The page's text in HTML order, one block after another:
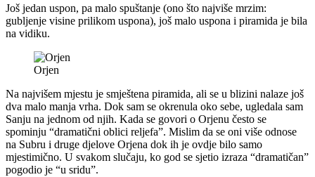
Još jedan uspon, pa malo spuštanje (ono što najviše mrzim:
gubljenje visine prilikom uspona), još malo uspona i piramida je bila
na vidiku.
Orjen
Na najvišem mjestu je smještena piramida, ali se u blizini nalaze još
dva malo manja vrha. Dok sam se okrenula oko sebe, ugledala sam
Sanju na jednom od njih. Kada se govori o Orjenu često se
spominju “dramatični oblici reljefa”. Mislim da se oni više odnose
na Subru i druge djelove Orjena dok ih je ovdje bilo samo
mjestimično. U svakom slučaju, ko god se sjetio izraza “dramatičan”
pogodio je “u sridu”.